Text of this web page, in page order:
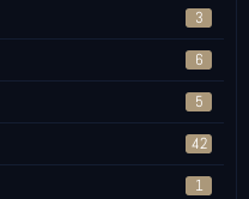
3
6
5
42
1